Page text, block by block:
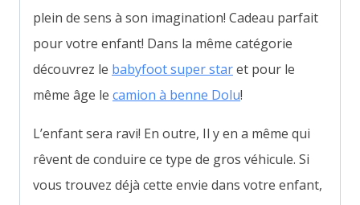
plein de sens à son imagination! Cadeau parfait
pour votre enfant! Dans la même catégorie
découvrez le babyfoot super staret pour le
même âge le camion à benne Dolu!
L’enfant sera ravi! En outre, Il y en a même qui
rêvent de conduire ce type de gros véhicule. Si
vous trouvez déjà cette envie dans votre enfant,